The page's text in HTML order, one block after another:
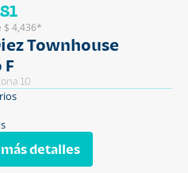
$ 4,436*
Townhouse
F
10
detalles